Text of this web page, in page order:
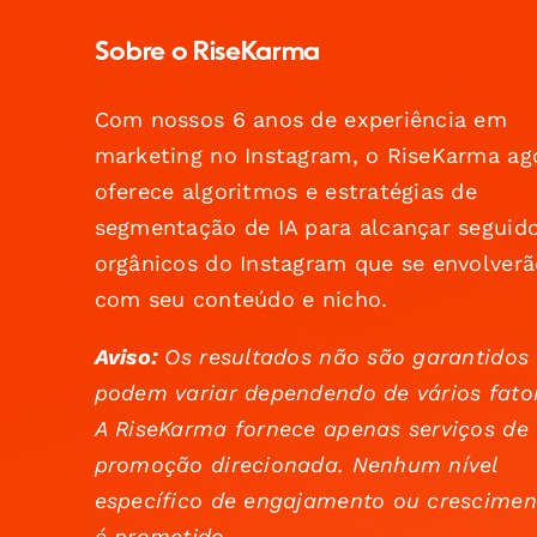
Sobre o RiseKarma
Com nossos 6 anos de experiência em
marketing no Instagram, o RiseKarma
oferece algoritmos e estratégias de
segmentação de IA para alcançar
orgânicos do Instagram que se
com seu conteúdo e nicho.
Aviso:Os resultados não são garantidos
podem variar dependendo de vários
A RiseKarma fornece apenas serviços de
promoção direcionada. Nenhum nível
específico de engajamento ou